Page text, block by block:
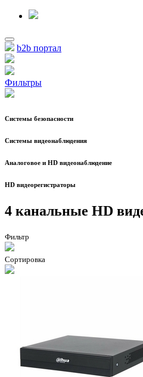
b2b портал
Фильтры
Системы безопасности
Системы видеонаблюдения
Аналоговое и HD видеонаблюдение
HD видеорегистраторы
4 канальные HD
Фильтр
Сортировка